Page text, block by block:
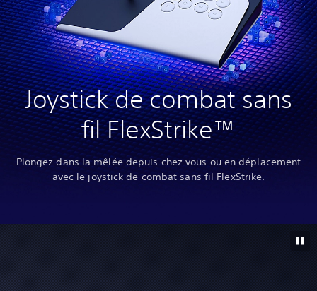
Joystick de combat sans
fil FlexStrike™
Plongez dans la mêlée depuis chez vous ou en déplacement
avec le joystick de combat sans fil FlexStrike.